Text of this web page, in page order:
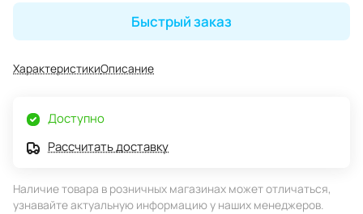
Быстрый заказ
ХарактеристикиОписание
Доступно
Рассчитать доставку
Наличие товара в розничных магазинах может отличаться,
узнавайте актуальную информацию у наших менеджеров.